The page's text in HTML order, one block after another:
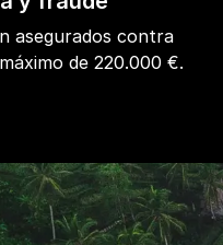
asegurados contra
de 220.000 €.